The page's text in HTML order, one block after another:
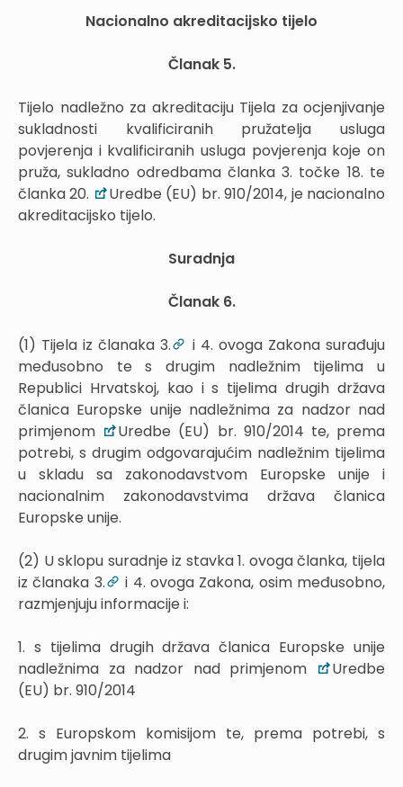
Nacionalno akreditacijsko tijelo
Članak 5.
Tijelo nadležno za akreditaciju Tijela za ocjenjivanje
sukladnosti kvalificiranih pružatelja usluga
povjerenja i kvalificiranih usluga povjerenja koje on
pruža, sukladno odredbama članka 3. točke 18. te
članka 20.
Uredbe (EU) br. 910/2014, je nacionalno
akreditacijsko tijelo.
Suradnja
Članak 6.
(1) Tijela iz članaka 3.
i 4. ovoga Zakona surađuju
međusobno te s drugim nadležnim tijelima u
Republici Hrvatskoj, kao i s tijelima drugih država
članica Europske unije nadležnima za nadzor nad
primjenom
Uredbe (EU) br. 910/2014 te, prema
potrebi, s drugim odgovarajućim nadležnim tijelima
u skladu sa zakonodavstvom Europske unije i
nacionalnim zakonodavstvima država članica
Europske unije.
(2) U sklopu suradnje iz stavka 1. ovoga članka, tijela
iz članaka 3.
i 4. ovoga Zakona, osim međusobno,
razmjenjuju informacije i:
1. s tijelima drugih država članica Europske unije
nadležnima za nadzor nad primjenom
Uredbe
(EU) br. 910/2014
2. s Europskom komisijom te, prema potrebi, s
drugim javnim tijelima